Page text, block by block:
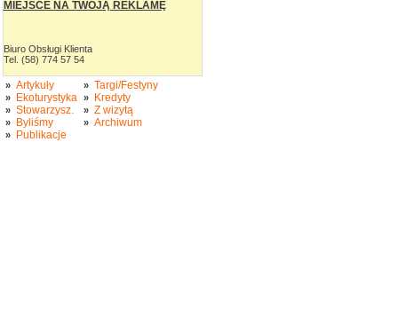
MIEJSCE NA TWOJĄ REKLAMĘ
Biuro Obsługi Klienta
Tel. (58) 774 57 54
» Artykuły
» Ekoturystyka
» Stowarzysz.
» Byliśmy
» Publikacje
» Targi/Festyny
» Kredyty
» Z wizytą
» Archiwum